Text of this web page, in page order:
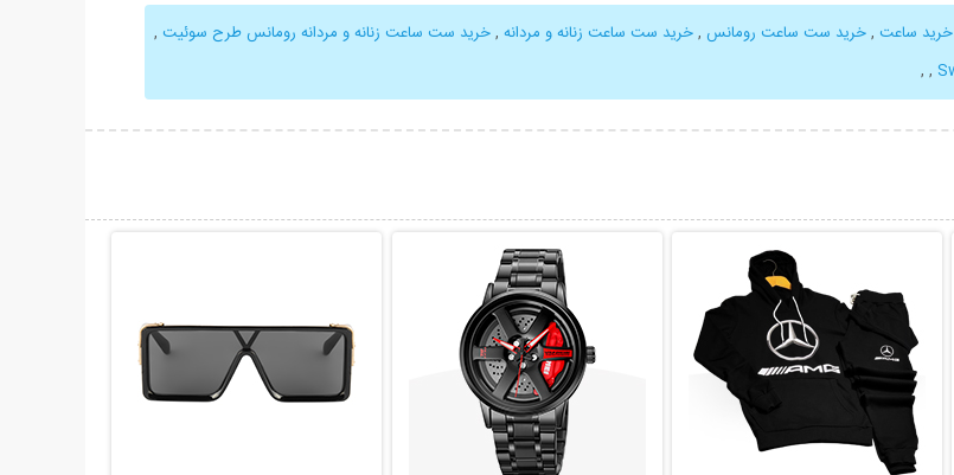
خرید ساعت ,خرید ست ساعت رومانس ,خرید ست ساعت زنانه و مردانه ,خرید ست ساعت زنانه و مردانه رومانس طرح سوئیت ,
,
,